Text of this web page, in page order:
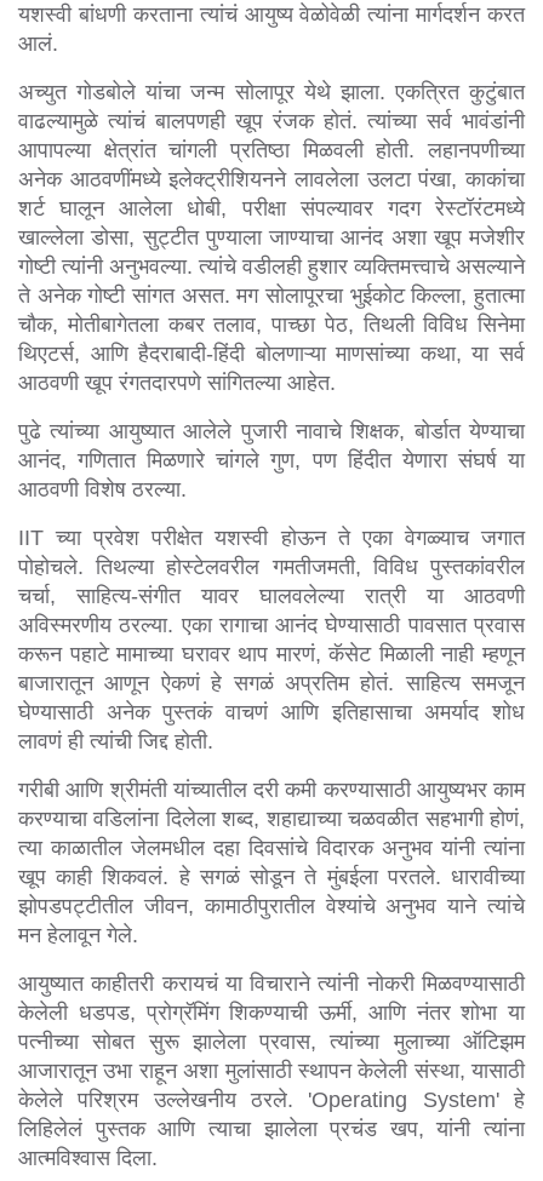
यशस्वी बांधणी करताना त्यांचं आयुष्य वेळोवेळी त्यांना मार्गदर्शन करत
आलं.
अच्युत गोडबोले यांचा जन्म सोलापूर येथे झाला. एकत्रित कुटुंबात
वाढल्यामुळे त्यांचं बालपणही खूप रंजक होतं. त्यांच्या सर्व भावंडांनी
आपापल्या क्षेत्रांत चांगली प्रतिष्ठा मिळवली होती. लहानपणीच्या
अनेक आठवणींमध्ये इलेक्ट्रीशियनने लावलेला उलटा पंखा, काकांचा
शर्ट घालून आलेला धोबी, परीक्षा संपल्यावर गदग रेस्टॉरंटमध्ये
खाल्लेला डोसा, सुट्टीत पुण्याला जाण्याचा आनंद अशा खूप मजेशीर
गोष्टी त्यांनी अनुभवल्या. त्यांचे वडीलही हुशार व्यक्तिमत्त्वाचे असल्याने
ते अनेक गोष्टी सांगत असत. मग सोलापूरचा भुईकोट किल्ला, हुतात्मा
चौक, मोतीबागेतला कबर तलाव, पाच्छा पेठ, तिथली विविध सिनेमा
थिएटर्स, आणि हैदराबादी-हिंदी बोलणाऱ्या माणसांच्या कथा, या सर्व
आठवणी खूप रंगतदारपणे सांगितल्या आहेत.
पुढे त्यांच्या आयुष्यात आलेले पुजारी नावाचे शिक्षक, बोर्डात येण्याचा
आनंद, गणितात मिळणारे चांगले गुण, पण हिंदीत येणारा संघर्ष या
आठवणी विशेष ठरल्या.
IIT च्या प्रवेश परीक्षेत यशस्वी होऊन ते एका वेगळ्याच जगात
पोहोचले. तिथल्या होस्टेलवरील गमतीजमती, विविध पुस्तकांवरील
चर्चा, साहित्य-संगीत यावर घालवलेल्या रात्री या आठवणी
अविस्मरणीय ठरल्या. एका रागाचा आनंद घेण्यासाठी पावसात प्रवास
करून पहाटे मामाच्या घरावर थाप मारणं, कॅसेट मिळाली नाही म्हणून
बाजारातून आणून ऐकणं हे सगळं अप्रतिम होतं. साहित्य समजून
घेण्यासाठी अनेक पुस्तकं वाचणं आणि इतिहासाचा अमर्याद शोध
लावणं ही त्यांची जिद्द होती.
गरीबी आणि श्रीमंती यांच्यातील दरी कमी करण्यासाठी आयुष्यभर काम
करण्याचा वडिलांना दिलेला शब्द, शहाद्याच्या चळवळीत सहभागी होणं,
त्या काळातील जेलमधील दहा दिवसांचे विदारक अनुभव यांनी त्यांना
खूप काही शिकवलं. हे सगळं सोडून ते मुंबईला परतले. धारावीच्या
झोपडपट्टीतील जीवन, कामाठीपुरातील वेश्यांचे अनुभव याने त्यांचे
मन हेलावून गेले.
आयुष्यात काहीतरी करायचं या विचाराने त्यांनी नोकरी मिळवण्यासाठी
केलेली धडपड, प्रोग्रॅमिंग शिकण्याची ऊर्मी, आणि नंतर शोभा या
पत्नीच्या सोबत सुरू झालेला प्रवास, त्यांच्या मुलाच्या ऑटिझम
आजारातून उभा राहून अशा मुलांसाठी स्थापन केलेली संस्था, यासाठी
केलेले परिश्रम उल्लेखनीय ठरले. 'Operating System' हे
लिहिलेलं पुस्तक आणि त्याचा झालेला प्रचंड खप, यांनी त्यांना
आत्मविश्वास दिला.